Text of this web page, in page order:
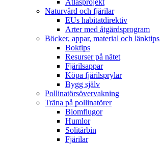
Naturvård och fjärilar
EUs habitatdirektiv
Arter med åtgärdsprogram
Böcker, appar, material och länktips
Boktips
Resurser på nätet
Fjärilsappar
Köpa fjärilsprylar
Bygg själv
Pollinatörsövervakning
Träna på pollinatörer
Blomflugor
Humlor
Solitärbin
Fjärilar